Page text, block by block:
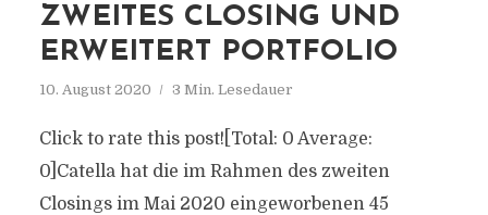
ZWEITES CLOSING UND
ERWEITERT PORTFOLIO
10. August 2020 3 Min. Lesedauer
Click to rate this post![Total: 0 Average:
0]Catella hat die im Rahmen des zweiten
Closings im Mai 2020 eingeworbenen 45